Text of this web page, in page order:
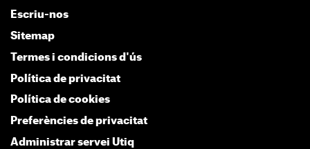
Escriu-nos
Sitemap
Termes i condicions d'ús
Política de privacitat
Política de cookies
Preferències de privacitat
Administrar servei Utiq